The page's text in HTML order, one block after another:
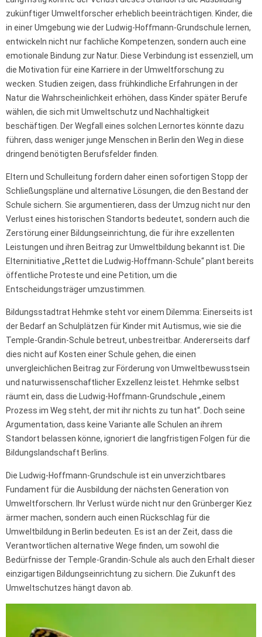
zukünftiger Umweltforscher erheblich beeinträchtigen. Kinder, die
in einer Umgebung wie der Ludwig-Hoffmann-Grundschule lernen,
entwickeln nicht nur fachliche Kompetenzen, sondern auch eine
emotionale Bindung zur Natur. Diese Verbindung ist essenziell, um
die Motivation für eine Karriere in der Umweltforschung zu
wecken. Studien zeigen, dass frühkindliche Erfahrungen in der
Natur die Wahrscheinlichkeit erhöhen, dass Kinder später Berufe
wählen, die sich mit Umweltschutz und Nachhaltigkeit
beschäftigen. Der Wegfall eines solchen Lernortes könnte dazu
führen, dass weniger junge Menschen in Berlin den Weg in diese
dringend benötigten Berufsfelder finden.
Eltern und Schulleitung fordern daher einen sofortigen Stopp der
Schließungspläne und alternative Lösungen, die den Bestand der
Schule sichern. Sie argumentieren, dass der Umzug nicht nur den
Verlust eines historischen Standorts bedeutet, sondern auch die
Zerstörung einer Bildungseinrichtung, die für ihre exzellenten
Leistungen und ihren Beitrag zur Umweltbildung bekannt ist. Die
Elterninitiative „Rettet die Ludwig-Hoffmann-Schule“ plant bereits
öffentliche Proteste und eine Petition, um die
Entscheidungsträger umzustimmen.
Bildungsstadtrat Hehmke steht vor einem Dilemma: Einerseits ist
der Bedarf an Schulplätzen für Kinder mit Autismus, wie sie die
Temple-Grandin-Schule betreut, unbestreitbar. Andererseits darf
dies nicht auf Kosten einer Schule gehen, die einen
unvergleichlichen Beitrag zur Förderung von Umweltbewusstsein
und naturwissenschaftlicher Exzellenz leistet. Hehmke selbst
räumt ein, dass die Ludwig-Hoffmann-Grundschule „einem
Prozess im Weg steht, der mit ihr nichts zu tun hat“. Doch seine
Argumentation, dass keine Variante alle Schulen an ihrem
Standort belassen könne, ignoriert die langfristigen Folgen für die
Bildungslandschaft Berlins.
Die Ludwig-Hoffmann-Grundschule ist ein unverzichtbares
Fundament für die Ausbildung der nächsten Generation von
Umweltforschern. Ihr Verlust würde nicht nur den Grünberger Kiez
ärmer machen, sondern auch einen Rückschlag für die
Umweltbildung in Berlin bedeuten. Es ist an der Zeit, dass die
Verantwortlichen alternative Wege finden, um sowohl die
Bedürfnisse der Temple-Grandin-Schule als auch den Erhalt dieser
einzigartigen Bildungseinrichtung zu sichern. Die Zukunft des
Umweltschutzes hängt davon ab.